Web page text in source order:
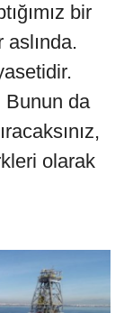
bir
Bunun da
olarak